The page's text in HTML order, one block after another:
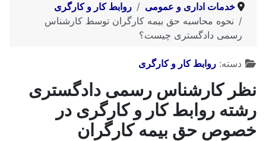
خدمات اداری و عمومی
روابط کار و کارگری
نحوه محاسبه حق بیمه کارگران توسط کارشناس
رسمی دادگستری چیست؟
توضیحات
دسته: روابط کار و کارگری
نظر کارشناس رسمی دادگستری
رشته روابط کار و کارگری در
خصوص حق بیمه کارگران